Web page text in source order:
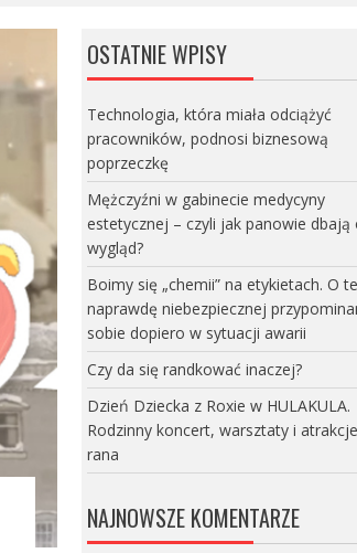
OSTATNIE WPISY
Technologia, która miała odciążyć
pracowników, podnosi biznesową
poprzeczkę
Mężczyźni w gabinecie medycyny
estetycznej – czyli jak panowie dbają
wygląd?
Boimy się „chemii” na etykietach. O
naprawdę niebezpiecznej
sobie dopiero w sytuacji awarii
Czy da się randkować inaczej?
Dzień Dziecka z Roxie w HULAKULA.
Rodzinny koncert, warsztaty i
rana
NAJNOWSZE KOMENTARZE